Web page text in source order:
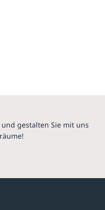
gestalten Sie mit uns